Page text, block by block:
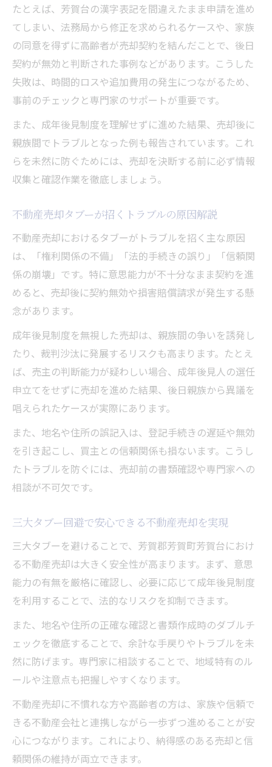
たとえば、芳賀台の漢字表記を間違えたまま申請を進め
てしまい、法務局から修正を求められるケースや、家族
の同意を得ずに高齢者が売却契約を結んだことで、後日
契約が無効と判断された事例などがあります。こうした
失敗は、時間的ロスや追加費用の発生につながるため、
事前のチェックと専門家のサポートが重要です。
また、成年後見制度を理解せずに進めた結果、売却後に
親族間でトラブルとなった例も報告されています。これ
らを未然に防ぐためには、売却を決断する前に必ず情報
収集と確認作業を徹底しましょう。
不動産売却タブーが招くトラブルの原因解説
不動産売却におけるタブーがトラブルを招く主な原因
は、「権利関係の不備」「法的手続きの誤り」「信頼関
係の崩壊」です。特に意思能力が不十分なまま契約を進
めると、売却後に契約無効や損害賠償請求が発生する懸
念があります。
成年後見制度を無視した売却は、親族間の争いを誘発し
たり、裁判沙汰に発展するリスクも高まります。たとえ
ば、売主の判断能力が疑わしい場合、成年後見人の選任
申立てをせずに売却を進めた結果、後日親族から異議を
唱えられたケースが実際にあります。
また、地名や住所の誤記入は、登記手続きの遅延や無効
を引き起こし、買主との信頼関係も損ないます。こうし
たトラブルを防ぐには、売却前の書類確認や専門家への
相談が不可欠です。
三大タブー回避で安心できる不動産売却を実現
三大タブーを避けることで、芳賀郡芳賀町芳賀台におけ
る不動産売却は大きく安全性が高まります。まず、意思
能力の有無を厳格に確認し、必要に応じて成年後見制度
を利用することで、法的なリスクを抑制できます。
また、地名や住所の正確な確認と書類作成時のダブルチ
ェックを徹底することで、余計な手戻りやトラブルを未
然に防げます。専門家に相談することで、地域特有のル
ールや注意点も把握しやすくなります。
不動産売却に不慣れな方や高齢者の方は、家族や信頼で
きる不動産会社と連携しながら一歩ずつ進めることが安
心につながります。これにより、納得感のある売却と信
頼関係の維持が両立できます。